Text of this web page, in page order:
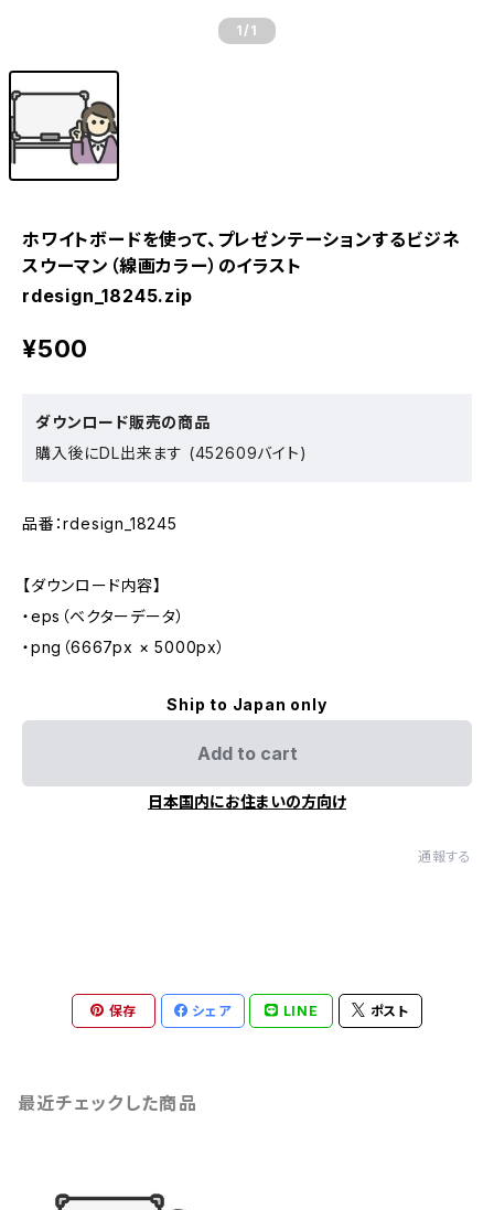
1 /1
ホワイトボードを使って、プレゼンテーションするビジネ
スウーマン（線画カラー）のイラスト
rdesign_18245.zip
¥500
ダウンロード販売の商品
購入後にDL出来ます (452609バイト)
品番：rdesign_18245
【ダウンロード内容】
・eps（ベクターデータ）
・png（6667px × 5000px）
Ship to Japan only
Add to cart
日本国内にお住まいの方向け
通報する
保存 シェア LINE ポスト
最近チェックした商品